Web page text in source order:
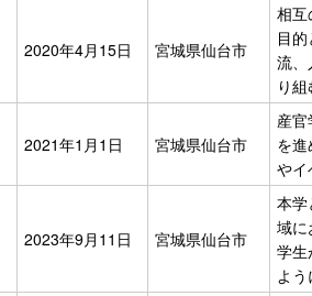
2020年4月15日 宮城県仙台市
相互
目
流、
り組
2021年1月1日 宮城県仙台市
産
を
やイ
2023年9月11日 宮城県仙台市
本学
域に
学生
よう